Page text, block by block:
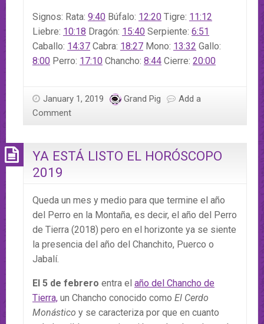
Signos: Rata: 9:40 Búfalo: 12:20 Tigre: 11:12
Liebre: 10:18 Dragón: 15:40 Serpiente: 6:51
Caballo: 14:37 Cabra: 18:27 Mono: 13:32 Gallo:
8:00 Perro: 17:10 Chancho: 8:44 Cierre: 20:00
January 1, 2019 Grand Pig
Add a
Comment
YA ESTÁ LISTO EL HORÓSCOPO
2019
Queda un mes y medio para que termine el año
del Perro en la Montaña, es decir, el año del Perro
de Tierra (2018) pero en el horizonte ya se siente
la presencia del año del Chanchito, Puerco o
Jabalí.
El 5 de febrero entra el año del Chancho de
Tierra, un Chancho conocido como El Cerdo
Monástico y se caracteriza por que en cuanto